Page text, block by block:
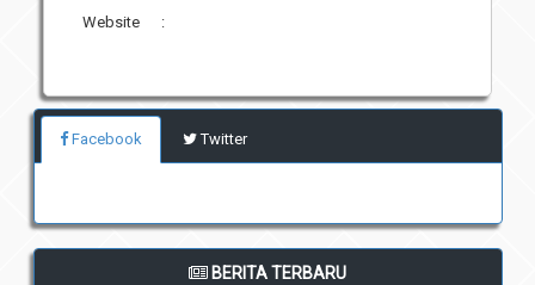
Website :
Facebook Twitter
BERITA TERBARU